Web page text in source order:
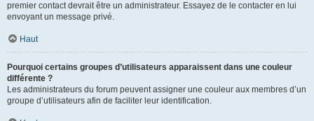
premier contact devrait être un administrateur. Essayez de le contacter en lui
envoyant un message privé.
Haut
Pourquoi certains groupes d’utilisateurs apparaissent dans une couleur
différente ?
Les administrateurs du forum peuvent assigner une couleur aux membres d’un
groupe d’utilisateurs afin de faciliter leur identification.